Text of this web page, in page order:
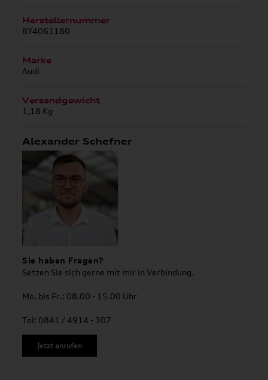
Herstellernummer
8Y4061180
Marke
Audi
Versandgewicht
1,18 Kg
Alexander Schefner
Sie haben Fragen?
Setzen Sie sich gerne mit mir in Verbindung.
Mo. bis Fr.: 08.00 - 15.00 Uhr
Tel: 0841 / 4914 - 307
Jetzt anrufen